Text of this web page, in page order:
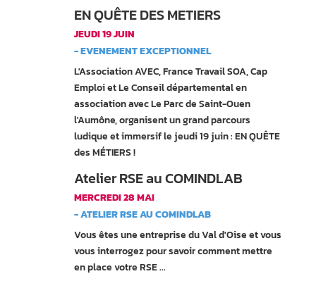
EN QUÊTE DES METIERS
JEUDI 19 JUIN
- EVENEMENT EXCEPTIONNEL
L'Association AVEC, France Travail SOA, Cap
Emploi et Le Conseil départemental en
association avec Le Parc de Saint-Ouen
l'Aumône, organisent un grand parcours
ludique et immersif le jeudi 19 juin : EN QUÊTE
des MÉTIERS !
Atelier RSE au COMINDLAB
MERCREDI 28 MAI
- ATELIER RSE AU COMINDLAB
Vous êtes une entreprise du Val d'Oise et vous
vous interrogez pour savoir comment mettre
en place votre RSE ...